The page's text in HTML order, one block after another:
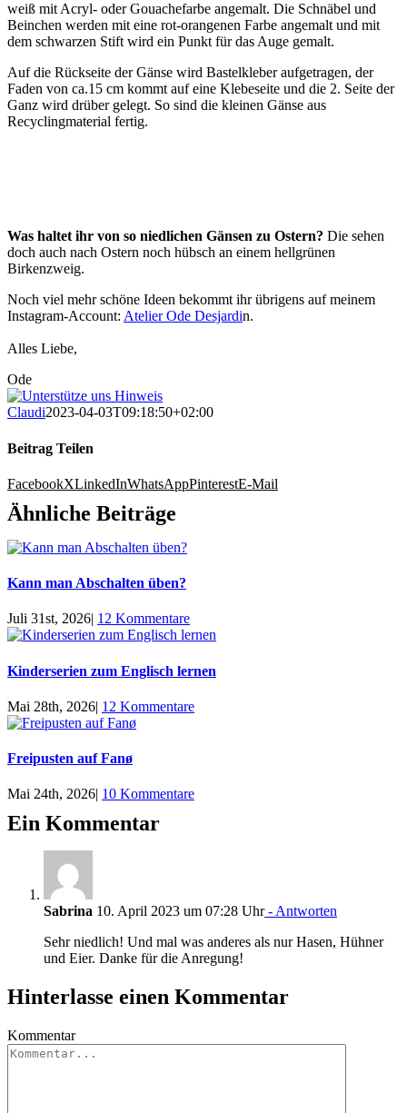
weiß mit Acryl- oder Gouachefarbe angemalt. Die Schnäbel und
Beinchen werden mit eine rot-orangenen Farbe angemalt und mit
dem schwarzen Stift wird ein Punkt für das Auge gemalt.
Auf die Rückseite derGänse wird Bastelkleber aufgetragen, der
Faden von ca.15 cm kommt auf eine Klebeseite und die 2. Seite der
Ganz wird drüber gelegt. So sind die kleinen Gänse aus
Recyclingmaterial fertig.
Was haltet ihr von so niedlichen Gänsen zu Ostern? Die sehen
doch auch nach Ostern noch hübsch an einem hellgrünen
Birkenzweig.
Noch viel mehr schöne Ideen bekommt ihr übrigens auf meinem
Instagram-Account: Atelier Ode Desjardin.
Alles Liebe,
Ode
Claudi2023-04-03T09:18:50+02:00
Beitrag Teilen
FacebookXLinkedInWhatsAppPinterestE-Mail
Ähnliche Beiträge
Kann man Abschalten üben?
Juli 31st, 2026| 12 Kommentare
Kinderserien zum Englisch lernen
Mai 28th, 2026| 12 Kommentare
Freipusten auf Fanø
Mai 24th, 2026| 10 Kommentare
Ein Kommentar
Sabrina 10. April 2023 um 07:28 Uhr- Antworten
Sehr niedlich! Und mal was anderes als nur Hasen, Hühner
und Eier. Danke für die Anregung!
Hinterlasse einen Kommentar
Kommentar